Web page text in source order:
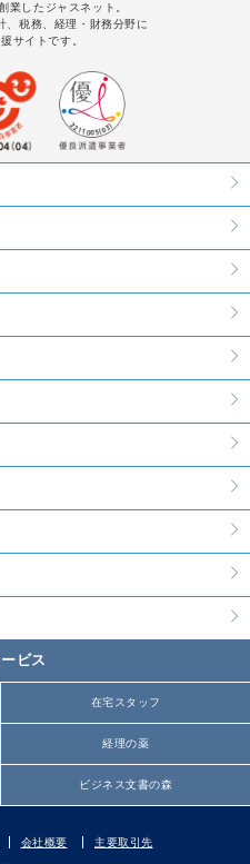
業したジャスネット。
、税務、経理・財務分野に
サイトです。
ビス
在宅スタッフ
経理の薬
ビジネス文書の森
会社概要 主要取引先